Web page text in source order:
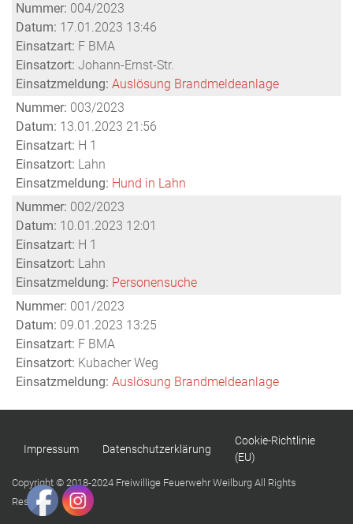
Nummer: 004/2023
Datum: 17.01.2023 13:46
Einsatzart: F BMA
Einsatzort: Johann-Ernst-Str.
Einsatzmeldung: Auslösung Brandmeldeanlage
Nummer: 003/2023
Datum: 13.01.2023 21:56
Einsatzart: H 1
Einsatzort: Lahn
Einsatzmeldung: Hund in Lahn
Nummer: 002/2023
Datum: 10.01.2023 12:01
Einsatzart: H 1
Einsatzort: Lahn
Einsatzmeldung: Personensuche
Nummer: 001/2023
Datum: 09.01.2023 13:25
Einsatzart: F BMA
Einsatzort: Kubacher Weg
Einsatzmeldung: Auslösung Brandmeldeanlage
Impressum Datenschutzerklärung
Cookie-Richtlinie
(EU)
Copyright © 2018-2024 Freiwillige Feuerwehr Weilburg All Rights
Reserved.